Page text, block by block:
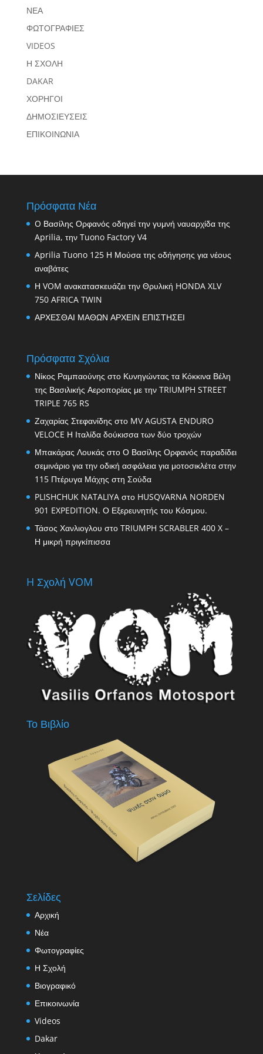
ΝΕΑ
ΦΩΤΟΓΡΑΦΙΕΣ
VIDEOS
Η ΣΧΟΛΗ
DAKAR
ΧΟΡΗΓΟΙ
ΔΗΜΟΣΙΕΥΣΕΙΣ
ΕΠΙΚΟΙΝΩΝΙΑ
Πρόσφατα Νέα
O Βασίλης Ορφανός οδηγεί την γυμνή ναυαρχίδα της
Aprilia, την Tuono Factory V4
Aprilia Tuono 125 Η Μούσα της οδήγησης για νέους
αναβάτες
Η VOM ανακατασκευάζει την Θρυλική HONDA XLV
750 AFRICA TWIN
ΑΡΧΕΣΘΑΙ ΜΑΘΩΝ ΑΡΧΕΙΝ ΕΠΙΣΤΗΣΕΙ
Πρόσφατα Σχόλια
Νίκος Ραμπαούνης στο Κυνηγώντας τα Κόκκινα Βέλη
της Βασιλικής Αεροπορίας με την TRIUMPH STREET
TRIPLE 765 RS
Ζαχαρίας Στεφανίδης στο MV AGUSTA ENDURO
VELOCE Η Ιταλίδα δούκισσα των δύο τροχών
Μπακάρας Λουκάς στο Ο Βασίλης Ορφανός παραδίδει
σεμινάριο για την οδική ασφάλεια για μοτοσικλέτα στην
115 Πτέρυγα Μάχης στη Σούδα
PLISHCHUK NATALIYAστο HUSQVARNA NORDEN
901 EXPEDITION. Ο Εξερευνητής του Κόσμου.
Τάσος Χανλιογλου στο TRIUMPH SCRABLER 400 X –
Η μικρή πριγκίπισσα
H Σχολή VOM
Το Βιβλίο
Σελίδες
Αρχική
Νέα
Φωτογραφίες
Η Σχολή
Βιογραφικό
Επικοινωνία
Videos
Dakar